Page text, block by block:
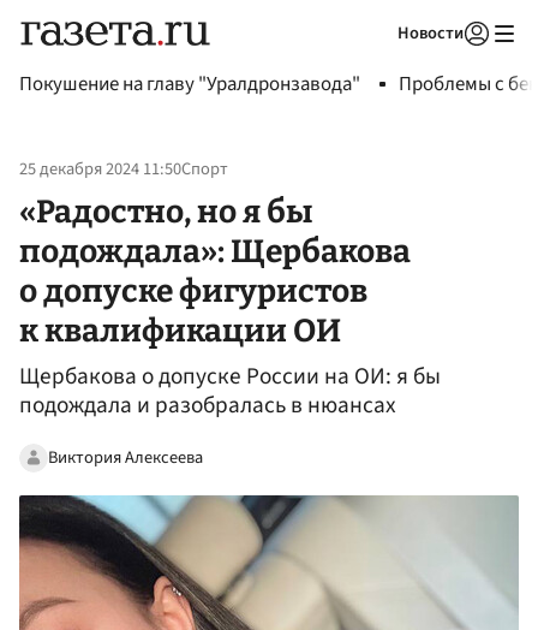
Новости
Покушение на главу "Уралдронзавода" Проблемы с
25 декабря 2024 11:50Спорт
«Радостно, но я бы
подождала»: Щербакова
о допуске фигуристов
к квалификации ОИ
Щербакова о допуске России на ОИ: я бы
подождала и разобралась в нюансах
Виктория Алексеева